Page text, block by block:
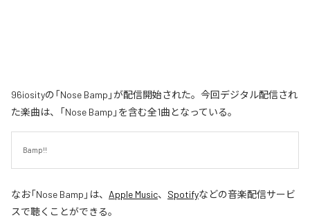
96iosityの「Nose Bamp」が配信開始された。今回デジタル配信され
た楽曲は、「Nose Bamp」を含む全1曲となっている。
Bamp!!
なお「Nose Bamp 」は、 Apple Music、 Spotifyなどの音楽配信サービ
スで聴くことができる。